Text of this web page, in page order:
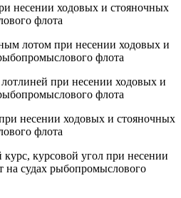
несении ходовых и стояночных
флота
лотом при несении ходовых и
флота
при несении ходовых и
флота
несении ходовых и стояночных
флота
курсовой угол при несении
на судах рыбопромыслового